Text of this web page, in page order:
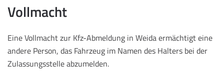
Vollmacht
Eine Vollmacht zur Kfz-Abmeldung in Weida ermächtigt eine
andere Person, das Fahrzeug im Namen des Halters bei der
Zulassungsstelle abzumelden.